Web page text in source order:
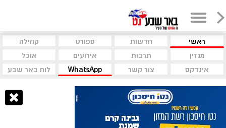
ראשי חדשות ספורט
קהילה
מגזין
תרבות אירועים
אוכל
אינדקס
צור קשר WhatsApp לוח באר שבע